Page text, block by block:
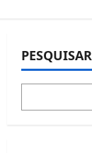
PESQUISAR